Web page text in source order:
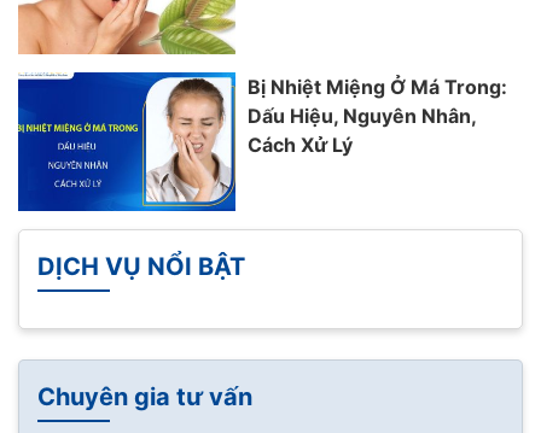
Bị Nhiệt Miệng Ở Má Trong:
Dấu Hiệu, Nguyên Nhân,
Cách Xử Lý
DỊCH VỤ NỔI BẬT
Chuyên gia tư vấn